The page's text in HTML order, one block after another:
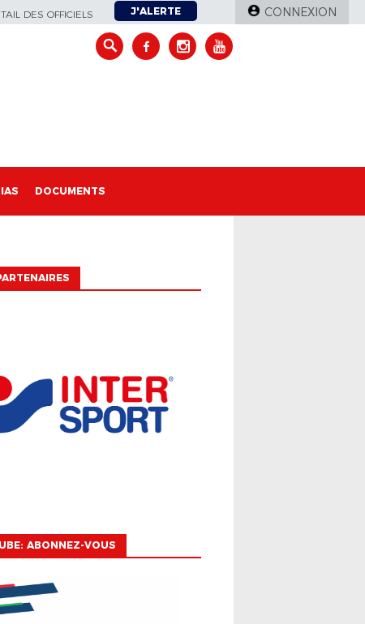
DES OFFICIELS J'ALERTE CONNEXION
DOCUMENTS
ABONNEZ-VOUS